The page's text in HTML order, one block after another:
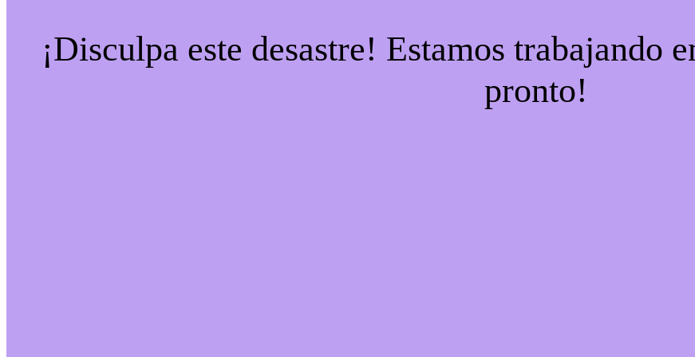
¡Disculpa este desastre! Estamos trabajando
pronto!